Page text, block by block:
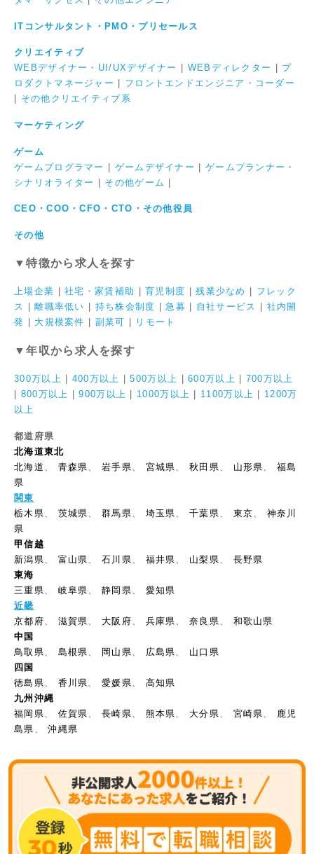
ITコンサルタント・PMO・プリセールス
クリエイティブ
WEBデザイナー・UI/UXデザイナー
WEBディレクター
プ
ロダクトマネージャー
フロントエンドエンジニア・コーダー
その他クリエイティブ系
マーケティング
ゲーム
ゲームプログラマー | ゲームデザイナー | ゲームプランナー・
シナリオライター | その他ゲーム |
CEO・COO・CFO・CTO・その他役員
その他
▼特徴から求人を探す
上場企業 |社宅・家賃補助 |育児制度 |残業少なめ
フレック
ス
|離職率低い 持ち株会制度 |急募 自社サービス
社内開
発
大規模案件 副業可 リモート
▼年収から求人を探す
300万以上 400万以上 |500万以上 |600万以上
700万以上
800万以上 |900万以上 1000万以上 1100万以上
1200万
以上
都道府県
北海道東北
北海道
青森県 、岩手県 宮城県 、秋田県 山形県 、福島
県
関東
栃木県
茨城県 、群馬県 埼玉県 、千葉県 東京
神奈川
県
甲信越
新潟県
富山県 、石川県 福井県 山梨県
長野県
東海
三重県
岐阜県 、静岡県
愛知県
近畿
京都府
滋賀県 大阪府 兵庫県 、奈良県
和歌山県
中国
鳥取県
島根県 岡山県 広島県
山口県
四国
徳島県
香川県 、愛媛県
高知県
九州沖縄
福岡県
佐賀県 、長崎県 熊本県 大分県 宮崎県
鹿児
島県
、沖縄県